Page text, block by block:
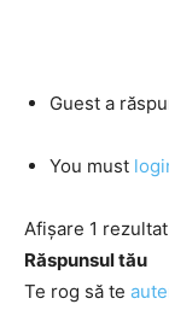
Guest a
You must
Afișare 1 rezultat
Răspunsul tău
Te rog să te